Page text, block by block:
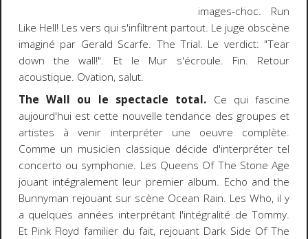
images-choc. Run
Like Hell! Les vers qui s'infiltrent partout. Le juge obscène
imaginé par Gerald Scarfe. The Trial. Le verdict: "Tear
down the wall!". Et le Mur s'écroule. Fin. Retour
acoustique. Ovation, salut.
The Wall ou le spectacle total. Ce qui fascine
aujourd'hui est cette nouvelle tendance des groupes et
artistes à venir interpréter une oeuvre complète.
Comme un musicien classique décide d'interpréter tel
concerto ou symphonie. Les Queens Of The Stone Age
jouant intégralement leur premier album. Echo and the
Bunnyman rejouant sur scène Ocean Rain. Les Who, il y
a quelques années interprétant l'intégralité de Tommy.
Et Pink Floyd familier du fait, rejouant Dark Side Of The